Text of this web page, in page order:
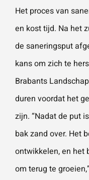
Het proces van
en kost tijd. Na het
de saneringsput
kans om zich te
Brabants
duren voordat het
zijn. “Nadat de put
bak zand over. Het
ontwikkelen, en het
om terug te